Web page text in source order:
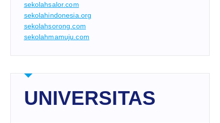
sekolahsalor.com
sekolahindonesia.org
sekolahsorong.com
sekolahmamuju.com
UNIVERSITAS